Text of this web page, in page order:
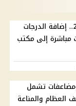
تظلمات الثانوية العامة 2026.. إضافة الدرجات
مباشرة إلى مكتب
7 أعراض ومضاعفات تشمل
العظام والمناعة